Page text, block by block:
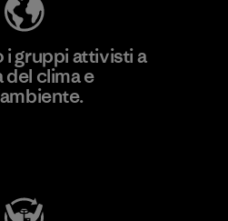
i gruppi attivisti a
del clima e